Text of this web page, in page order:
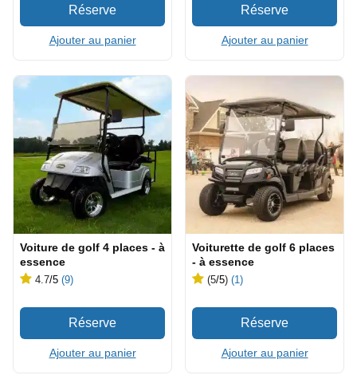
Ajouter au panier Ajouter au panier
Voiture de golf 4 places - à
essence
4.7/5 (9)
Ajouter au panier
Voiturette de golf 6 places
- à essence
(5/5) (1)
Ajouter au panier